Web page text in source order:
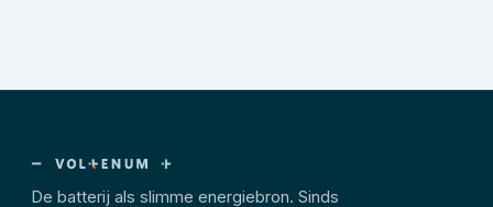
De batterij als slimme energiebron. Sinds